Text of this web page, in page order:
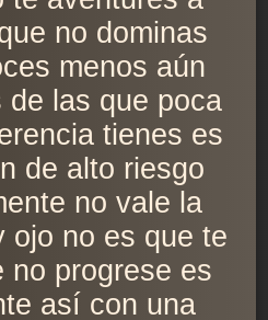
no dominas
menos aún
de las que poca
tienes es
de alto riesgo
no vale la
ojo no es que te
no progrese es
así con una